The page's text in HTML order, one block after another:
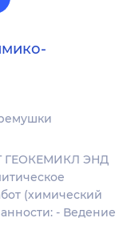
ГЕОКЕМИКЛ ЭНД
(химический
- Ведение